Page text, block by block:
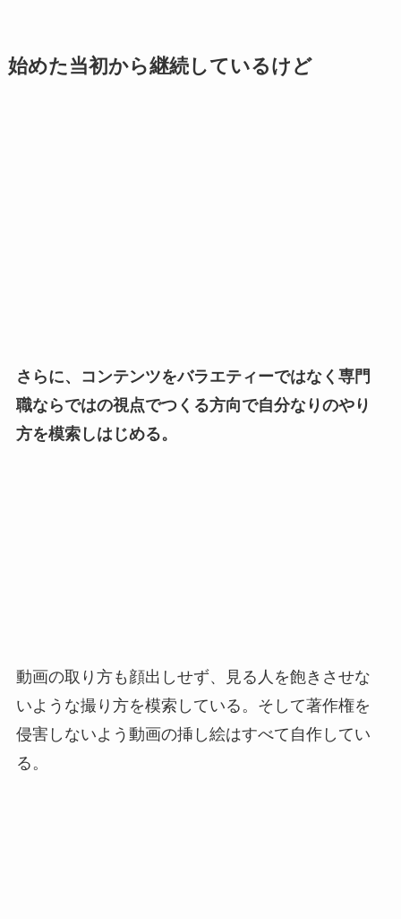
始めた当初から継続しているけど
さらに、コンテンツをバラエティーではなく専門
職ならではの視点でつくる方向で自分なりのやり
方を模索しはじめる。
動画の取り方も顔出しせず、見る人を飽きさせな
いような撮り方を模索している。そして著作権を
侵害しないよう動画の挿し絵はすべて自作してい
る。